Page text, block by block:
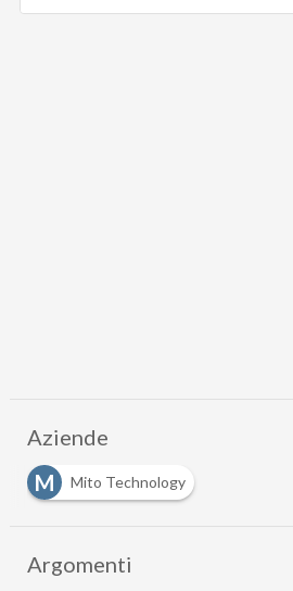
Aziende
M
Mito Technology
Argomenti